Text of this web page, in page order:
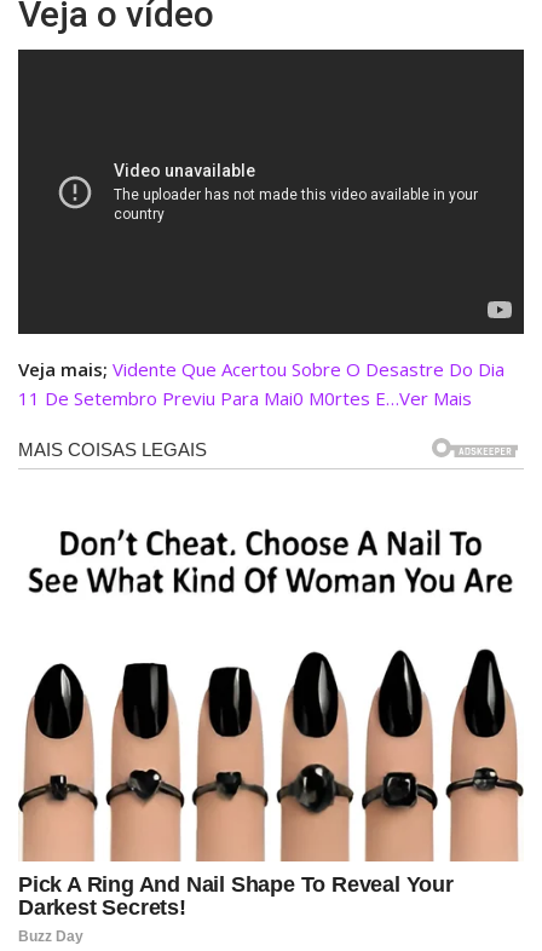
Veja o vídeo
Veja mais; Vidente Que Acertou Sobre O Desastre Do Dia
11 De Setembro Previu Para Mai0 M0rtes E…Ver Mais